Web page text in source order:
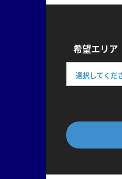
希望エリア